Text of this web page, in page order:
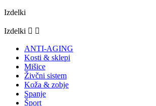
Izdelki
Izdelki  
ANTI-AGING
Kosti & sklepi
Mišice
Živčni sistem
Koža & zobje
Spanje
Šport